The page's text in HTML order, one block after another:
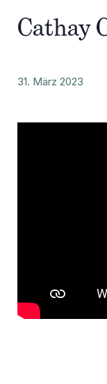
Cathay
31. März 2023